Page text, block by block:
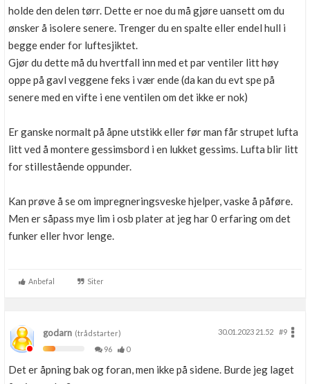
holde den delen tørr. Dette er noe du må gjøre uansett om du
ønsker å isolere senere. Trenger du en spalte eller endel hull i
begge ender for luftesjiktet.
Gjør du dette må du hvertfall inn med et par ventiler litt høy
oppe på gavl veggene feks i vær ende (da kan du evt spe på
senere med en vifte i ene ventilen om det ikke er nok)
Er ganske normalt på åpne utstikk eller før man får strupet lufta
litt ved å montere gessimsbord i en lukket gessims. Lufta blir litt
for stillestående oppunder.
Kan prøve å se om impregneringsveske hjelper, vaske å påføre.
Men er såpass mye lim i osb plater at jeg har 0 erfaring om det
funker eller hvor lenge.
Anbefal Siter
godarn (trådstarter) 30.01.2023 21.52
#9
96
0
Det er åpning bak og foran, men ikke på sidene. Burde jeg laget